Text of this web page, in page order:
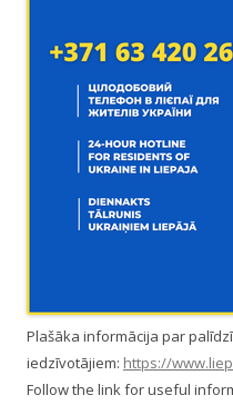
Plašāka informācija par
iedzīvotājiem: https://
Follow the link for useful